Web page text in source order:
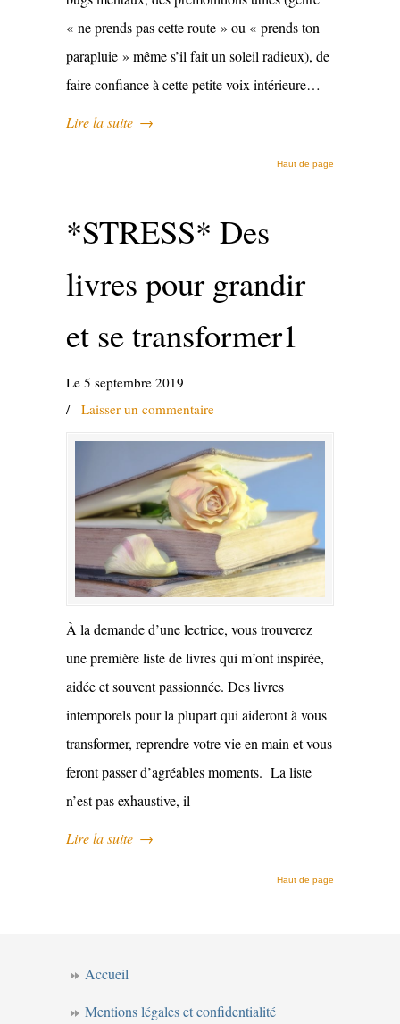
« ne prends pas cette route » ou « prends ton
parapluie » même s’il fait un soleil radieux), de
faire confiance à cette petite voix intérieure…
Lire la suite →
Haut de page
*STRESS* Des
livres pour grandir
et se transformer1
Le 5 septembre 2019
/ Laisser un commentaire
À la demande d’une lectrice, vous trouverez
une première liste de livres qui m’ont inspirée,
aidée et souvent passionnée. Des livres
intemporels pour la plupart qui aideront à vous
transformer, reprendre votre vie en main et vous
feront passer d’agréables moments. La liste
n’est pas exhaustive, il
Lire la suite →
Haut de page
Accueil
Mentions légales et confidentialité